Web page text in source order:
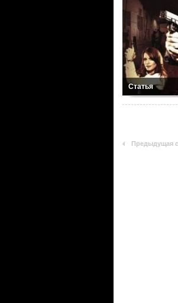
Статья
Предыдущая